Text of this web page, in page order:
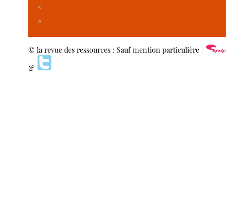
<
>
© la revue des ressources : Sauf mention particulière |
&